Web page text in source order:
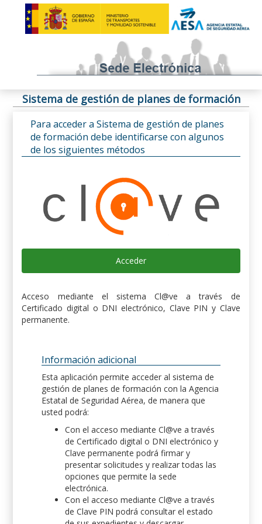
Sistema de gestión de planes de formación
Para acceder a Sistema de gestión de planes
de formación debe identificarse con algunos
de los siguientes métodos
Acceder
Acceso mediante el sistema Cl@ve a través de
Certificado digital o DNI electrónico, Clave PIN y Clave
permanente.
Información adicional
Esta aplicación permite acceder al sistema de
gestión de planes de formación con la Agencia
Estatal de Seguridad Aérea, de manera que
usted podrá:
Con el acceso mediante Cl@ve a través
de Certificado digital o DNI electrónico y
Clave permanente podrá firmar y
presentar solicitudes y realizar todas las
opciones que permite la sede
electrónica.
Con el acceso mediante Cl@ve a través
de Clave PIN podrá consultar el estado